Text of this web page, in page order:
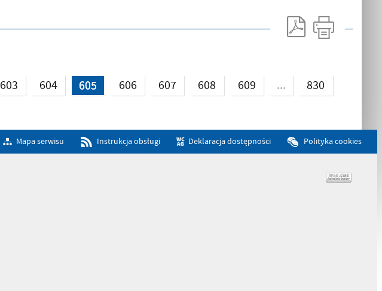
603 604 605 606 607 608 609 ...
830
Mapa serwisu Instrukcja obsługi Deklaracja dostępności Polityka cookies